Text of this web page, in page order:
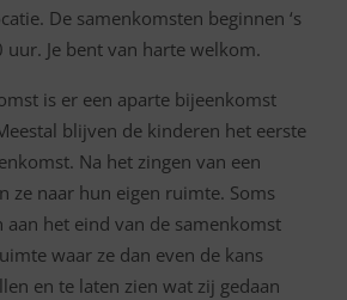
De samenkomsten beginnen ‘s
Je bent van harte welkom.
is er een aparte bijeenkomst
blijven de kinderen het eerste
Na het zingen van een
ze naar hun eigen ruimte. Soms
het eind van de samenkomst
waar ze dan even de kans
en te laten zien wat zij gedaan